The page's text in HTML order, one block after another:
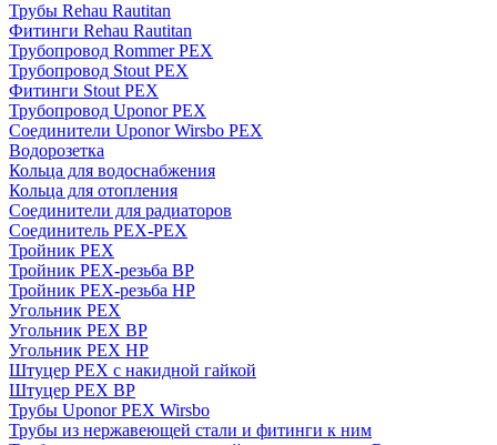
Трубы Rehau Rautitan
Фитинги Rehau Rautitan
Трубопровод Rommer PEX
Трубопровод Stout PEX
Фитинги Stout PEX
Трубопровод Uponor PEX
Соединители Uponor Wirsbo PEX
Водорозетка
Кольца для водоснабжения
Кольца для отопления
Соединители для радиаторов
Соединитель PEX-PEX
Тройник PEX
Тройник PEX-резьба ВР
Тройник PEX-резьба НР
Угольник PEX
Угольник PEX ВР
Угольник PEX НР
Штуцер PEX c накидной гайкой
Штуцер PEX ВР
Трубы Uponor PEX Wirsbo
Трубы из нержавеющей стали и фитинги к ним